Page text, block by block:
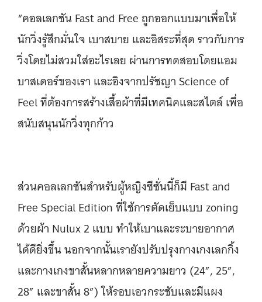
“คอลเลกชัน Fast and Free ถูกออกแบบมาเพื่อให้
นักวิ่งรู้สึกมั่นใจ เบาสบาย และอิสระที่สุด ราวกับการ
วิ่งโดยไม่สวมใส่อะไรเลย ผ่านการทดสอบโดยแอม
บาสเดอร์ของเรา และอิงจากปรัชญา Science of
Feel ที่ต้องการสร้างเสื้อผ้าที่มีเทคนิคและสไตล์ เพื่อ
สนับสนุนนักวิ่งทุกก้าว
ส่วนคอลเลกชันสำหรับผู้หญิงซีซั่นนี้ก็มี Fast and
Free Special Edition ที่ใช้การตัดเย็บแบบ zoning
ด้วยผ้า Nulux 2 แบบ ทำให้เบาและระบายอากาศ
ได้ดียิ่งขึ้น นอกจากนั้นเรายังปรับปรุงกางเกงเลกกิ้ง
และกางเกงขาสั้นหลากหลายความยาว (24”, 25”,
28” และขาสั้น 8”) ให้รอบเอวกระชับและมีแผง